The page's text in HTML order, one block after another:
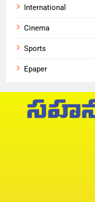
International
Cinema
Sports
Epaper